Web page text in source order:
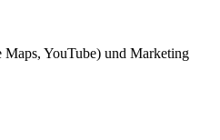
Maps, YouTube) und Marketing